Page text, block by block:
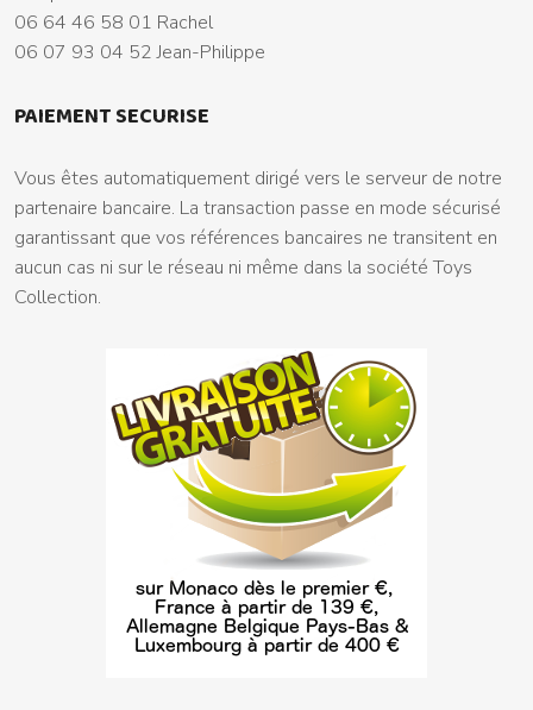
06 64 46 58 01 Rachel
06 07 93 04 52 Jean-Philippe
PAIEMENT SECURISE
Vous êtes automatiquement dirigé vers le serveur de notre
partenaire bancaire. La transaction passe en mode sécurisé
garantissant que vos références bancaires ne transitent en
aucun cas ni sur le réseau ni même dans la société Toys
Collection.